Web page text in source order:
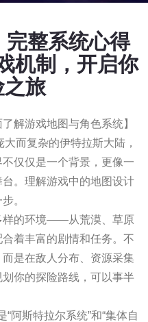
完整系统心得
制，开启你
之旅
解游戏地图与角色系统】
大而复杂的伊特拉斯大陆，
仅仅是一个背景，更像一
。理解游戏中的地图设计
。
样的环境——从荒漠、草原
着丰富的剧情和任务。不
是在敌人分布、资源采集
你的探险路线，可以事半
阿斯特拉尔系统”和“集体自